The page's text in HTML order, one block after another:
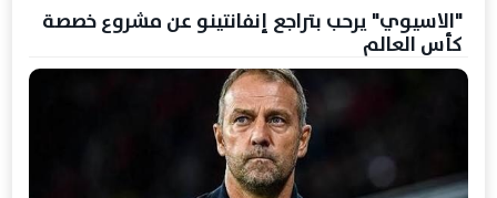
"الاسيوي" يرحب بتراجع إنفانتينو عن مشروع خصصة
كأس العالم